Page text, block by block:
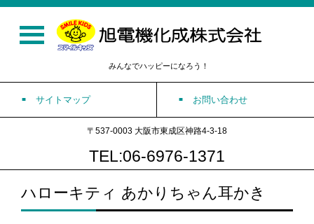
みんなでハッピーになろう！
サイトマップ お問い合わせ
〒537-0003 大阪市東成区神路4-3-18
TEL:06-6976-1371
ハローキティ あかりちゃん耳かき